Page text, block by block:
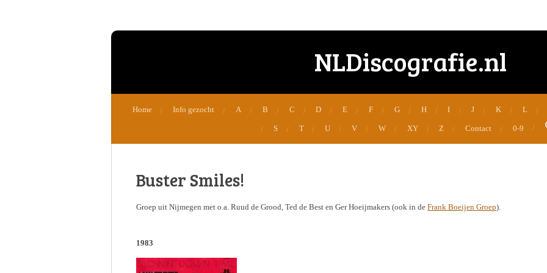
NLDiscografie.nl
Home Info gezocht A B C D E F G H I J K L
S T U V W XY Z Contact 0-9
Buster Smiles!
Groep uit Nijmegen met o.a. Ruud de Grood, Ted de Best en Ger Hoeijmakers (ook in de Frank Boeijen Groep).
1983